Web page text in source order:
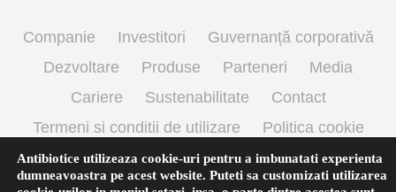
Companie Investitori
Guvernanță corporativă
Dezvoltare
Produse Parteneri
Media
Cariere
Sustenabilitate
Contact
Termeni si conditii de utilizare
Politica cookie
Prelucrarea datelor cu caracter personal
Antibiotice utilizeaza cookie-uri pentru a imbunatati experienta
dumneavoastra pe acest website. Puteti sa customizati utilizarea